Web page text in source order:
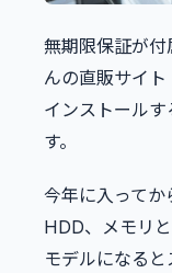
無期限保証が
んの直販サイ
インストール
す。
今年に入って
HDD、メモリ
モデルになる